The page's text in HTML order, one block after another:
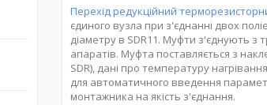
Перехід редукційний
єдиного вузла при з'єднанні двох
діаметру в SDR11. Муфти з'єднують
апаратів. Муфта поставляється з
SDR), дані про температуру
для автоматичного введення
монтажника на якість з'єднання.